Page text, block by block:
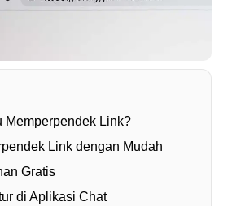
Memperpendek Link?
Link dengan Mudah
Gratis
di Aplikasi Chat